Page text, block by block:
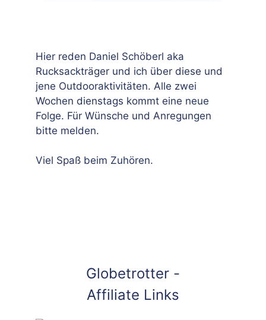
Hier reden Daniel Schöberl aka
Rucksackträger und ich über diese und
jene Outdooraktivitäten. Alle zwei
Wochen dienstags kommt eine neue
Folge. Für Wünsche und Anregungen
bitte melden.
Viel Spaß beim Zuhören.
Globetrotter -
Affiliate Links